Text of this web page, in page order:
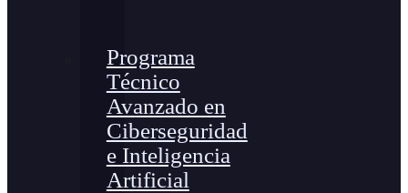
Programa
Técnico
Avanzado en
Ciberseguridad
e Inteligencia
Artificial